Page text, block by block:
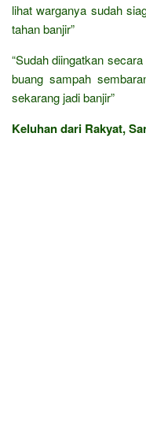
lihat warganya sudah
tahan banjir”
“Sudah diingatkan
buang sampah
sekarang jadi banjir”
Keluhan dari Rakyat,